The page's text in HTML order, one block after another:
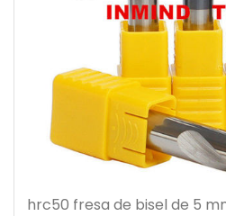
hrc50 fresa de bisel de 5